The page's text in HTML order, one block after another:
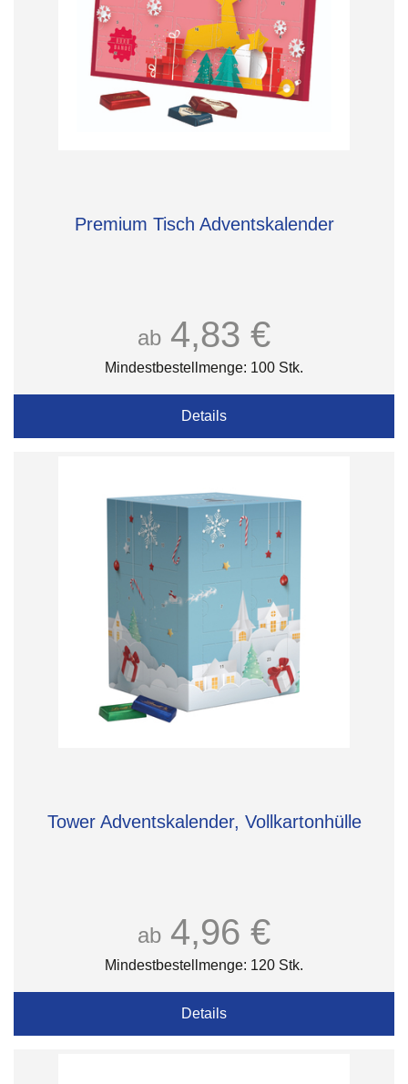
Premium Tisch Adventskalender
ab 4,83 €
Mindestbestellmenge: 100 Stk.
Details
Tower Adventskalender, Vollkartonhülle
ab 4,96 €
Mindestbestellmenge: 120 Stk.
Details